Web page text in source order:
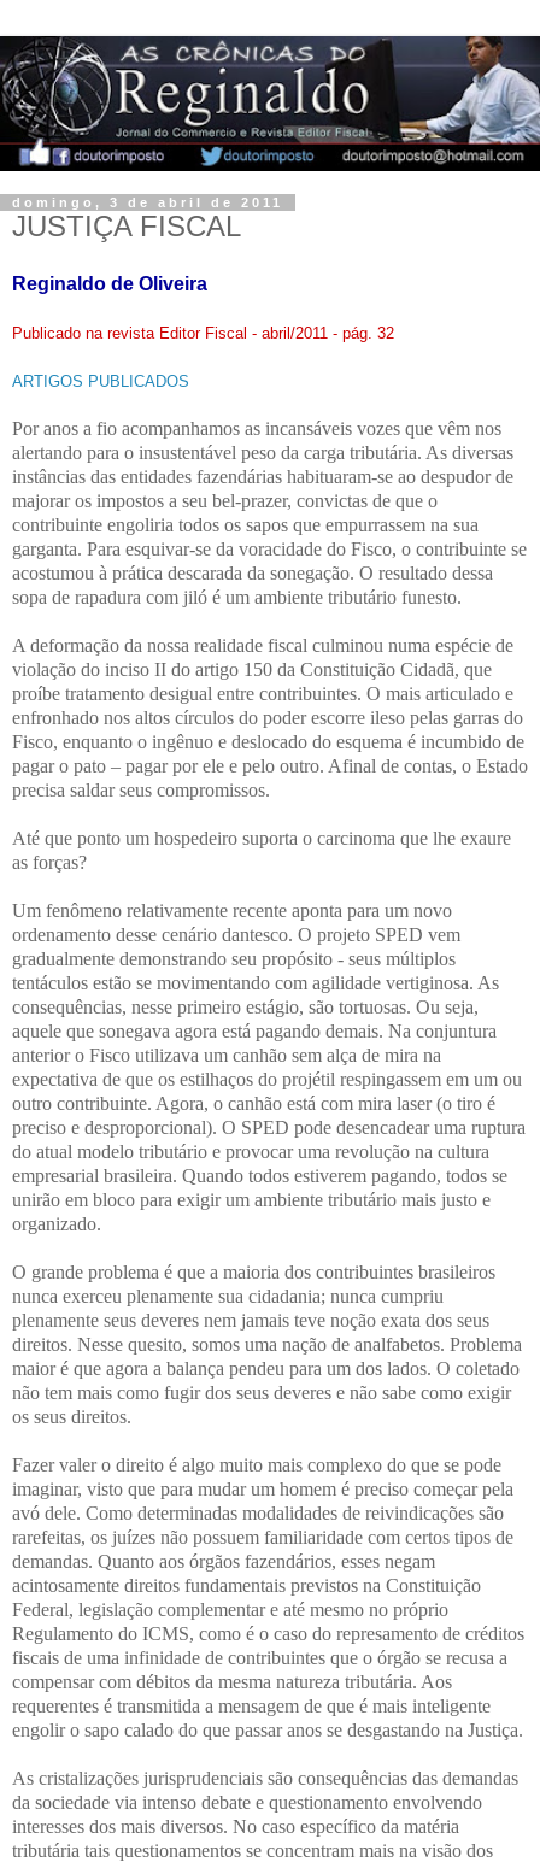
domingo, 3 de abril de 2011
JUSTIÇA FISCAL
Reginaldo de Oliveira
Publicado na revista Editor Fiscal - abril/2011 - pág. 32
ARTIGOS PUBLICADOS
Por anos a fio acompanhamos as incansáveis vozes que vêm nos
alertando para o insustentável peso da carga tributária. As diversas
instâncias das entidades fazendárias habituaram-se ao despudor de
majorar os impostos a seu bel-prazer, convictas de que o
contribuinte engoliria todos os sapos que empurrassem na sua
garganta. Para esquivar-se da voracidade do Fisco, o contribuinte se
acostumou à prática descarada da sonegação. O resultado dessa
sopa de rapadura com jiló é um ambiente tributário funesto.
A deformação da nossa realidade fiscal culminou numa espécie de
violação do inciso II do artigo 150 da Constituição Cidadã, que
proíbe tratamento desigual entre contribuintes. O mais articulado e
enfronhado nos altos círculos do poder escorre ileso pelas garras do
Fisco, enquanto o ingênuo e deslocado do esquema é incumbido de
pagar o pato – pagar por ele e pelo outro. Afinal de contas, o Estado
precisa saldar seus compromissos.
Até que ponto um hospedeiro suporta o carcinoma que lhe exaure
as forças?
Um fenômeno relativamente recente aponta para um novo
ordenamento desse cenário dantesco. O projeto SPED vem
gradualmente demonstrando seu propósito - seus múltiplos
tentáculos estão se movimentando com agilidade vertiginosa. As
consequências, nesse primeiro estágio, são tortuosas. Ou seja,
aquele que sonegava agora está pagando demais. Na conjuntura
anterior o Fisco utilizava um canhão sem alça de mira na
expectativa de que os estilhaços do projétil respingassem em um ou
outro contribuinte. Agora, o canhão está com mira laser (o tiro é
preciso e desproporcional). O SPED pode desencadear uma ruptura
do atual modelo tributário e provocar uma revolução na cultura
empresarial brasileira. Quando todos estiverem pagando, todos se
unirão em bloco para exigir um ambiente tributário mais justo e
organizado.
O grande problema é que a maioria dos contribuintes brasileiros
nunca exerceu plenamente sua cidadania; nunca cumpriu
plenamente seus deveres nem jamais teve noção exata dos seus
direitos. Nesse quesito, somos uma nação de analfabetos. Problema
maior é que agora a balança pendeu para um dos lados. O coletado
não tem mais como fugir dos seus deveres e não sabe como exigir
os seus direitos.
Fazer valer o direito é algo muito mais complexo do que se pode
imaginar, visto que para mudar um homem é preciso começar pela
avó dele. Como determinadas modalidades de reivindicações são
rarefeitas, os juízes não possuem familiaridade com certos tipos de
demandas. Quanto aos órgãos fazendários, esses negam
acintosamente direitos fundamentais previstos na Constituição
Federal, legislação complementar e até mesmo no próprio
Regulamento do ICMS, como é o caso do represamento de créditos
fiscais de uma infinidade de contribuintes que o órgão se recusa a
compensar com débitos da mesma natureza tributária. Aos
requerentes é transmitida a mensagem de que é mais inteligente
engolir o sapo calado do que passar anos se desgastando na Justiça.
As cristalizações jurisprudenciais são consequências das demandas
da sociedade via intenso debate e questionamento envolvendo
interesses dos mais diversos. No caso específico da matéria
tributária tais questionamentos se concentram mais na visão dos